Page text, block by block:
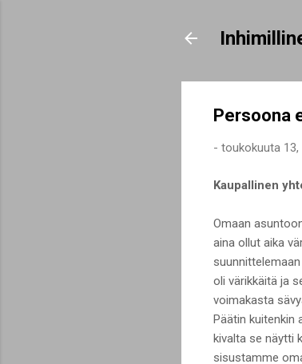
Persoona
- toukokuuta 13,
Kaupallinen
Omaan
aina ollut aika
oli värikkäitä ja
voimakasta
Päätin kuitenkin
kivalta se näytti
sisustamme